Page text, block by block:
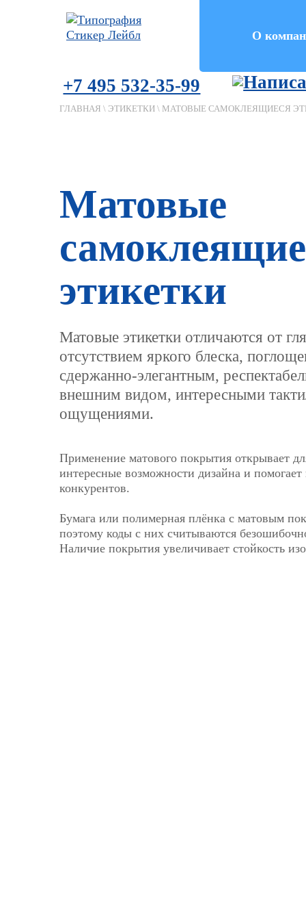
О
+7 495 532-35-99
ГЛАВНАЯ \ ЭТИКЕТКИ \ МАТОВЫЕ САМОКЛЕЯЩИЕСЯ
Матовые
этикетки
Матовые этикетки отличаются от
отсутствием яркого блеска,
сдержанно-элегантным,
внешним видом, интересными
ощущениями.
Применение матового покрытия открывает
интересные возможности дизайна и
конкурентов.
Бумага или полимерная плёнка с матовым
поэтому коды с них считываются
Наличие покрытия увеличивает стойкость